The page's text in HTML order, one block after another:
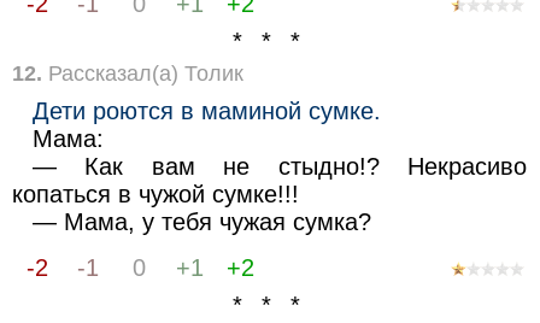
* * *
12. Рассказал(а) Толик
Дети роются в маминой сумке.
Мама:
— Как вам не стыдно!? Некрасиво
копаться в чужой сумке!!!
— Мама, у тебя чужая сумка?
-2
-1 0 +1
+2
* * *